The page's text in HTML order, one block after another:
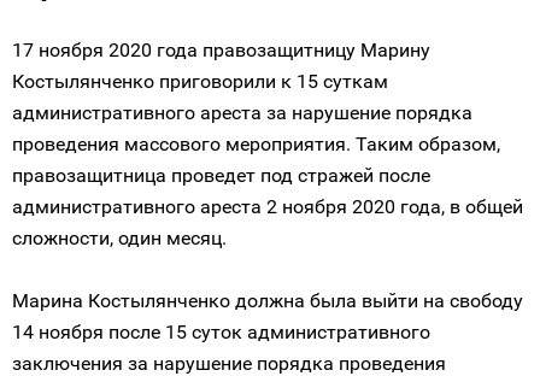
17 ноября 2020 года правозащитницу Марину
Костылянченко приговорили к 15 суткам
административного ареста за нарушение порядка
проведения массового мероприятия. Таким образом,
правозащитница проведет под стражей после
административного ареста 2 ноября 2020 года, в общей
сложности, один месяц.
Марина Костылянченко должна была выйти на свободу
14 ноября после 15 суток административного
заключения за нарушение порядка проведения